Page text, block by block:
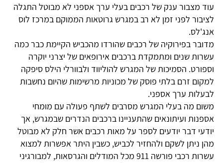
עוד מצבור ענק של רכבים בעלי ערך אספני לא מבוטל התגלה
לציבור לפני זמן לא רב במגרש גרוטאות הממוקם במרכז לוס
אנג'לס.
מדובר בפירוקיה של רכבים שהורדו מהכביש הקיימת כבר כמה
עשרות שנים ומתמקדת ברכבים אירופאים של יצרני יוקרה
וספורט. הסמיכות של המגרש להוליווד ולבוורלי הילס סיפקה
למקום זרם בלתי פוסק של מכוניות מרשימות שהיום נחשבות
לבעלות ערך אספני.
משום מה בעלי המגרש מסרבים לשתף פעולה עם מומחי
אספנות ועיתונאים שהתעניינו ברכבים הנדרים שבמגרש, אך
יודעי דבר יודעים לספר על מאות רכבים אשר חלק לא מבוטל
מהן ניתן לשקם ולהחזיר לכביש, כשבין היתר אפשרות למצוא
עשרות רכבי פורשה 911 מכל המודלים והגרסאות, למבורגיני